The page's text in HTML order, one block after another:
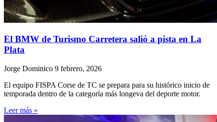
El BMW de Turismo Carretera salió a pista en La
Plata
Jorge Dominico 9 febrero, 2026
El equipo FISPA Corse de TC se prepara para su histórico inicio de
temporada dentro de la categoría más longeva del deporte motor.
Leer más »